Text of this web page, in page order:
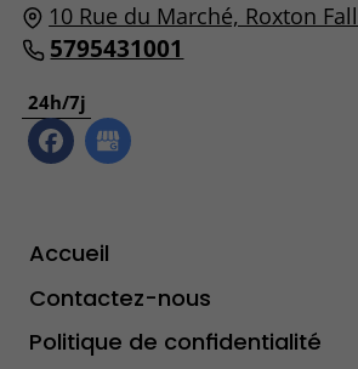
10 Rue du Marché, Roxton
5795431001
24h/7j
Accueil
Contactez-nous
Politique de confidentialité